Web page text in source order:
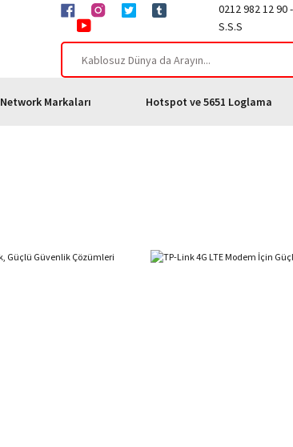
0212 982 12 90
S.S.S
Network Markaları Hotspot ve 5651 Loglama